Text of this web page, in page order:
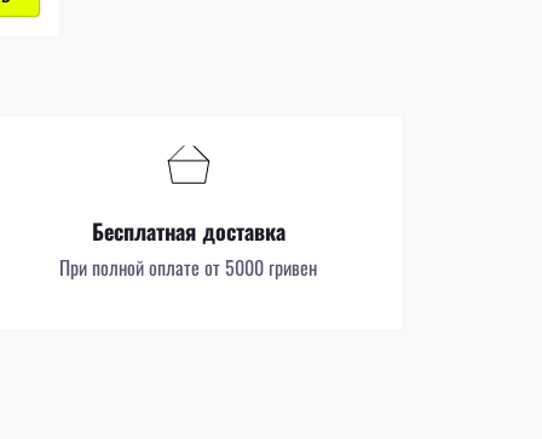
Бесплатная доставка
При полной оплате от 5000 гривен